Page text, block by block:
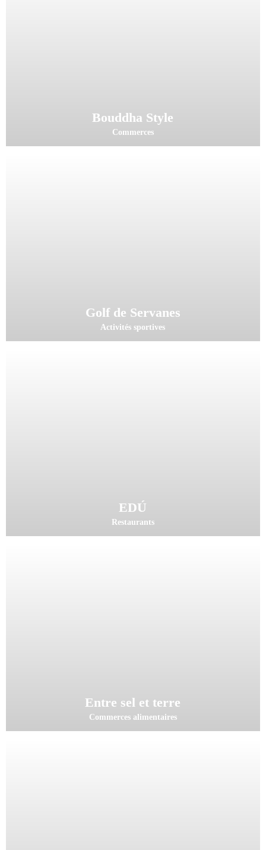
Bouddha Style
Commerces
Golf de Servanes
Activités sportives
EDÚ
Restaurants
Entre sel et terre
Commerces alimentaires